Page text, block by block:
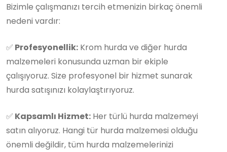
Bizimle çalışmanızı tercih etmenizin birkaç önemli
nedeni vardır:
✅ Profesyonellik: Krom hurda ve diğer hurda
malzemeleri konusunda uzman bir ekiple
çalışıyoruz. Size profesyonel bir hizmet sunarak
hurda satışınızı kolaylaştırıyoruz.
✅ Kapsamlı Hizmet: Her türlü hurda malzemeyi
satın alıyoruz. Hangi tür hurda malzemesi olduğu
önemli değildir, tüm hurda malzemelerinizi